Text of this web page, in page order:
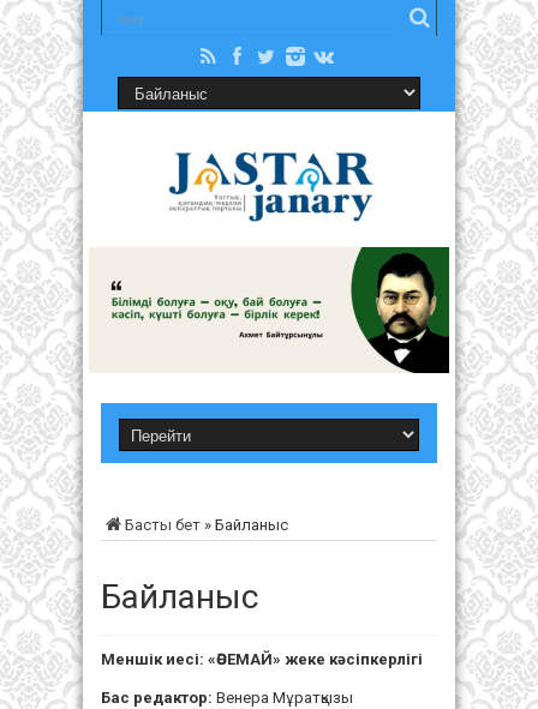
Басты бет » Байланыс
Байланыс
Меншік иесі: «ӘСЕМАЙ» жеке кәсіпкерлігі
Бас редактор: Венера Мұратқызы